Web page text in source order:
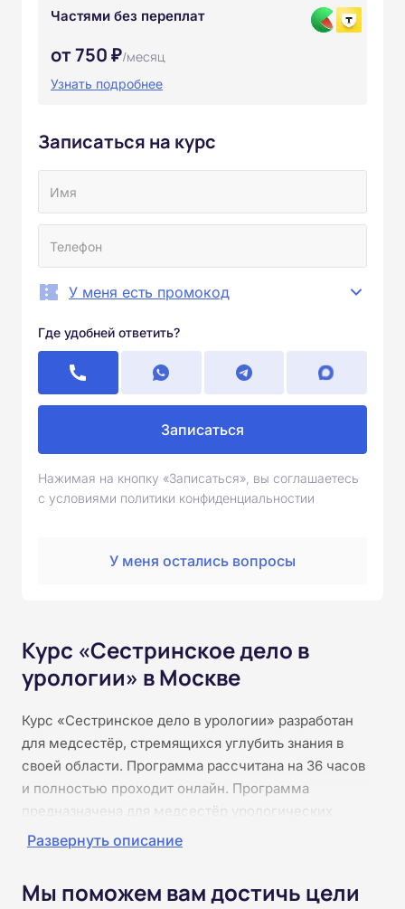
Частями без переплат
от 750 ₽/месяц
Узнать подробнее
Записаться на курс
У меня есть промокод
Где удобней ответить?
Записаться
Нажимая на кнопку «Записаться», вы соглашаетесь
с условиями политики конфиденциальностии
У меня остались вопросы
Курс «Сестринское дело в
урологии» в Москве
Курс «Сестринское дело в урологии» разработан
для медсестёр, стремящихся углубить знания в
своей области. Программа рассчитана на 36 часов
и полностью проходит онлайн. Программа
предназначена для медсестёр урологических
отделений и клиник, которые хотят
Участники изучат теоретические основы,
Развернуть описание
Мы поможем вам достичь цели